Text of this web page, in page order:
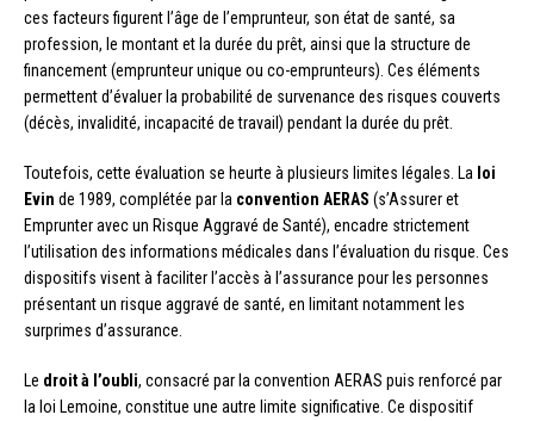
ces facteurs figurent l’âge de l’emprunteur, son état de santé, sa
profession, le montant et la durée du prêt, ainsi que la structure de
financement (emprunteur unique ou co-emprunteurs). Ces éléments
permettent d’évaluer la probabilité de survenance des risques couverts
(décès, invalidité, incapacité de travail) pendant la durée du prêt.
Toutefois, cette évaluation se heurte à plusieurs limites légales. La loi
Evin de 1989, complétée par la convention AERAS (s’Assurer et
Emprunter avec un Risque Aggravé de Santé), encadre strictement
l’utilisation des informations médicales dans l’évaluation du risque. Ces
dispositifs visent à faciliter l’accès à l’assurance pour les personnes
présentant un risque aggravé de santé, en limitant notamment les
surprimes d’assurance.
Le droit à l’oubli, consacré par la convention AERAS puis renforcé par
la loi Lemoine, constitue une autre limite significative. Ce dispositif